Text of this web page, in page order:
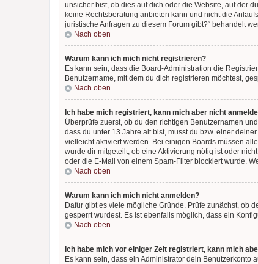
unsicher bist, ob dies auf dich oder die Website, auf der
keine Rechtsberatung anbieten kann und nicht die
juristische Anfragen zu diesem Forum gibt?“ behandelt
Nach oben
Warum kann ich mich nicht registrieren?
Es kann sein, dass die Board-Administration die
Benutzername, mit dem du dich registrieren möchtest,
Nach oben
Ich habe mich registriert, kann mich aber nicht
Überprüfe zuerst, ob du den richtigen Benutzernamen
dass du unter 13 Jahre alt bist, musst du bzw. einer
vielleicht aktiviert werden. Bei einigen Boards müssen
wurde dir mitgeteilt, ob eine Aktivierung nötig ist oder
oder die E-Mail von einem Spam-Filter blockiert wurde.
Nach oben
Warum kann ich mich nicht anmelden?
Dafür gibt es viele mögliche Gründe. Prüfe zunächst, ob
gesperrt wurdest. Es ist ebenfalls möglich, dass ein
Nach oben
Ich habe mich vor einiger Zeit registriert, kann mich
Es kann sein, dass ein Administrator dein